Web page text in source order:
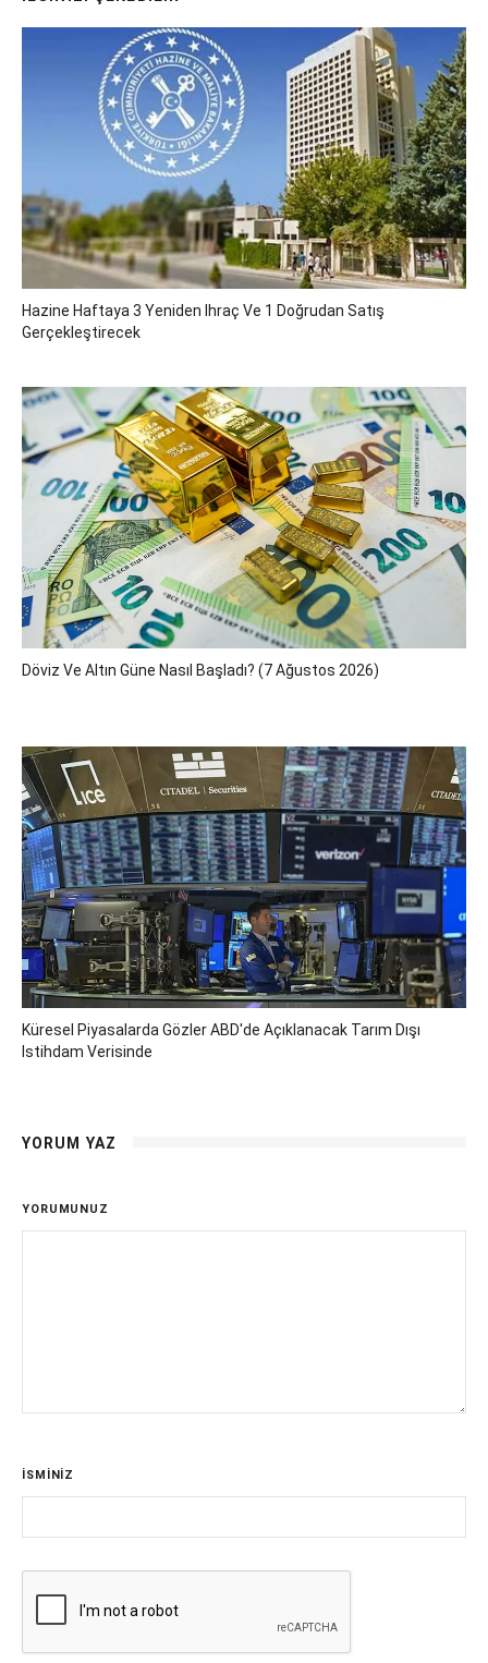
Hazine Haftaya 3 Yeniden Ihraç Ve 1 Doğrudan Satış
Gerçekleştirecek
Döviz Ve Altın Güne Nasıl Başladı? (7 Ağustos 2026)
Küresel Piyasalarda Gözler ABD'de Açıklanacak Tarım Dışı
Istihdam Verisinde
YORUM YAZ
YORUMUNUZ
İSMİNİZ